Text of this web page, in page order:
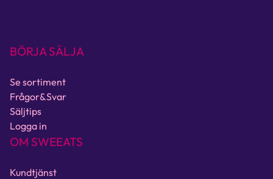
BÖRJA SÄLJA
Se sortiment
Frågor&Svar
Säljtips
Logga in
OM SWEEATS
Kundtjänst